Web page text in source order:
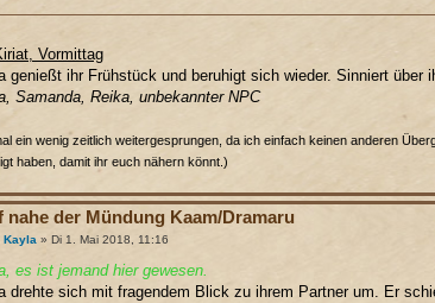
Vormittag
genießt ihr Frühstück und beruhigt sich wieder. Sinniert über
Samanda, Reika, unbekannter NPC
ein wenig zeitlich weitergesprungen, da ich einfach keinen anderen
haben, damit ihr euch nähern könnt.)
nahe der Mündung Kaam/Dramaru
Kayla » Di 1. Mai 2018, 11:16
es ist jemand hier gewesen.
drehte sich mit fragendem Blick zu ihrem Partner um. Er